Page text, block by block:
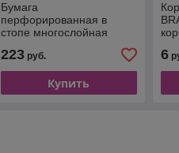
Бумага
перфорированная в
стопе многослойная
самокопирующаяся, 240
мм×12", 600 комплектов,
3 слоя, цветная
223руб.
Купить
6